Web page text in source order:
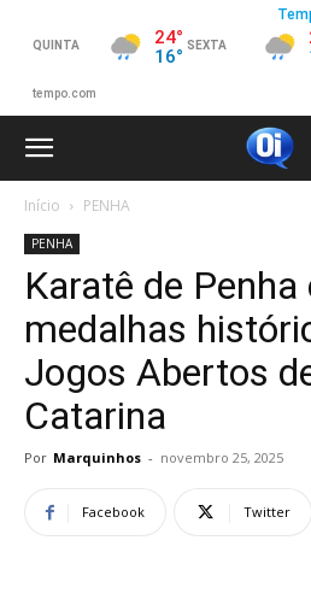
Início PENHA
PENHA
Karatê de
medalhas
Jogos Abertos
Catarina
Por Marquinhos - novembro 25, 2025
Facebook Twitter